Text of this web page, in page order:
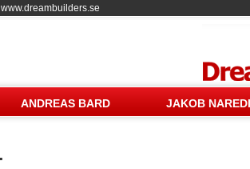
ANDREAS BARD JAKOB NAREDI